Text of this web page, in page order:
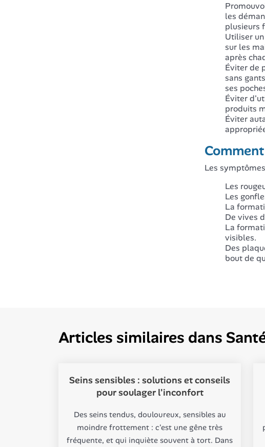
les
plusieurs
Utiliser
sur les
après
Éviter de
sans
ses
Éviter
produits
Éviter
Les
Les
Les
La
De vives
La
visibles.
Des
bout de
Articles similaires dans
Seins sensibles : solutions et conseils
pour soulager l'inconfort
Des seins tendus, douloureux, sensibles au
moindre frottement : c'est une gêne très
fréquente, et qui inquiète souvent à tort. Dans